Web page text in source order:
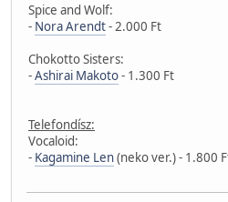
Spice and Wolf:
- Nora Arendt- 2.000 Ft
Chokotto Sisters:
-Ashirai Makoto- 1.300 Ft
Telefondísz:
Vocaloid:
- Kagamine Len(neko ver.) - 1.800